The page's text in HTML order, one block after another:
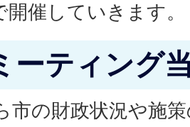
催していきます。
ーティング
市の財政状況や施